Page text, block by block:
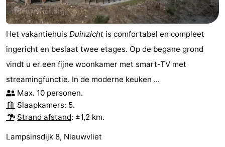
Het vakantiehuis Duinzicht is comfortabel en compleet
ingericht en beslaat twee etages. Op de begane grond
vindt u er een fijne woonkamer met smart-TV met
streamingfunctie. In de moderne keuken ...
Max. 10 personen.
Slaapkamers: 5.
Strand afstand: ±1,2 km.
Lampsinsdijk 8, Nieuwvliet